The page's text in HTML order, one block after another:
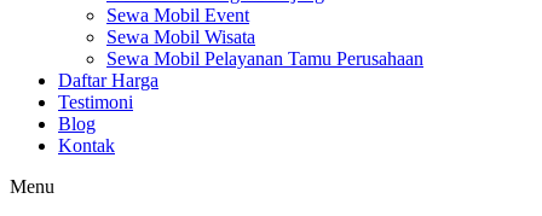
Sewa Mobil Event
Sewa Mobil Wisata
Sewa Mobil Pelayanan Tamu Perusahaan
Daftar Harga
Testimoni
Blog
Kontak
Menu